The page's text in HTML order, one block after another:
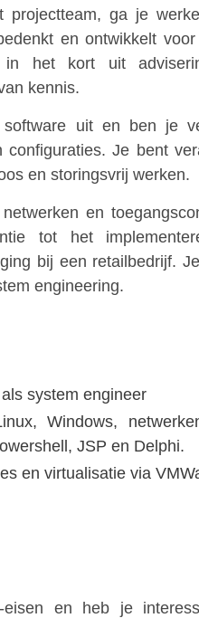
projectteam, ga je
en ontwikkelt
in het kort uit
kennis.
uit en ben je
configuraties. Je bent
en storingsvrij werken.
en
tot het
bij een retailbedrijf.
engineering.
system engineer
Windows,
JSP en Delphi.
en virtualisatie via
en heb je